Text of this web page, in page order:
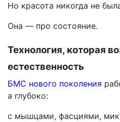
Но красота никогда не
Она — про состояние.
Технология, которая
естественность
БМС нового поколения
а глубоко:
с мышцами, фасциями,